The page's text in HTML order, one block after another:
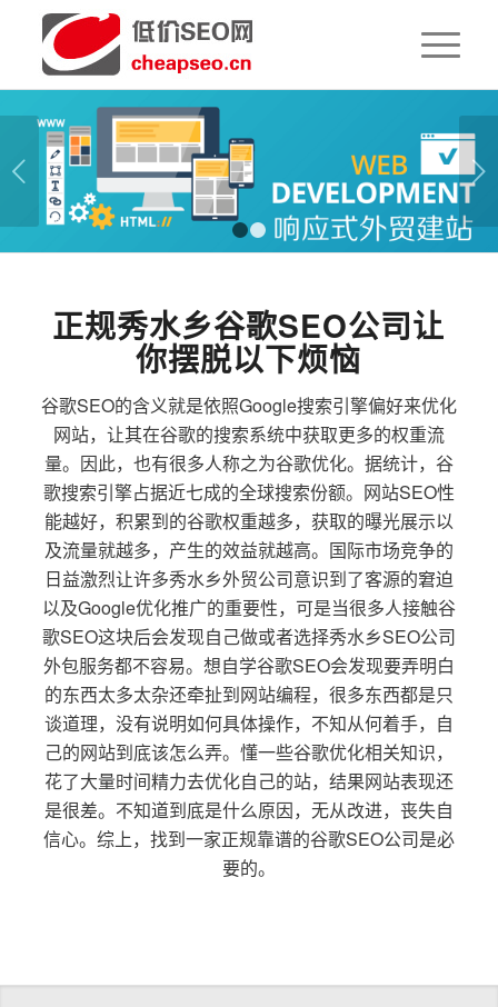
下一页
1 2
正规秀水乡谷歌SEO公司让
你摆脱以下烦恼
谷歌SEO的含义就是依照Google搜索引擎偏好来优化
网站，让其在谷歌的搜索系统中获取更多的权重流
量。因此，也有很多人称之为谷歌优化。据统计，谷
歌搜索引擎占据近七成的全球搜索份额。网站SEO性
能越好，积累到的谷歌权重越多，获取的曝光展示以
及流量就越多，产生的效益就越高。国际市场竞争的
日益激烈让许多秀水乡外贸公司意识到了客源的窘迫
以及Google优化推广的重要性，可是当很多人接触谷
歌SEO这块后会发现自己做或者选择秀水乡SEO公司
外包服务都不容易。想自学谷歌SEO会发现要弄明白
的东西太多太杂还牵扯到网站编程，很多东西都是只
谈道理，没有说明如何具体操作，不知从何着手，自
己的网站到底该怎么弄。懂一些谷歌优化相关知识，
花了大量时间精力去优化自己的站，结果网站表现还
是很差。不知道到底是什么原因，无从改进，丧失自
信心。综上，找到一家正规靠谱的谷歌SEO公司是必
要的。